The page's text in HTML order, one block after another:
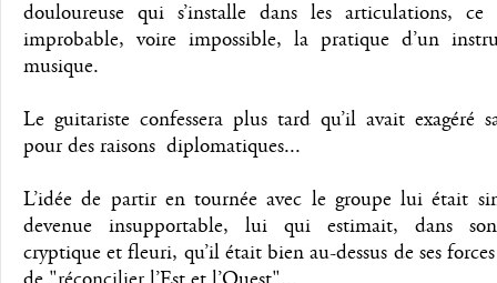
douloureuse qui s’installe dans les articulations,
improbable, voire impossible, la pratique d’un
musique.
Le guitariste confessera plus tard qu’il avait exagéré
pour des raisons diplomatiques...
L’idée de partir en tournée avec le groupe lui était
devenue insupportable, lui qui estimait, dans
cryptique et fleuri, qu’il était bien au-dessus de ses